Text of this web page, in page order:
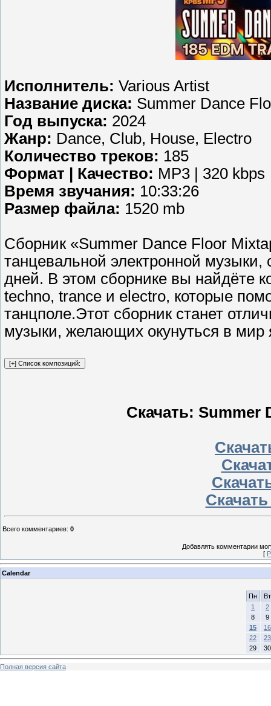
Исполнитель: Various Artist
Название диска: Summer Dance
Год выпуска: 2024
Жанр: Dance, Club, House, Electro
Количество треков: 185
Формат | Качество: MP3 | 320 kbps
Время звучания: 10:33:26
Размер файла: 1520 mb
Сборник «Summer Dance Floor
танцевальной электронной
дней. В этом сборнике вы найдёте
techno, trance и electro, которые
танцполе.Этот сборник станет
музыки, желающих окунуться в мир
Скачать: Summer
Всего комментариев: 0
Добавлять комментарии
[
Calendar
Пн
Вт
1
2
8
9
15
16
22
23
29
30
Полная версия сайта